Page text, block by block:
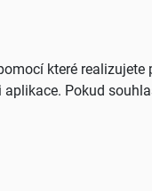
které
Pokud